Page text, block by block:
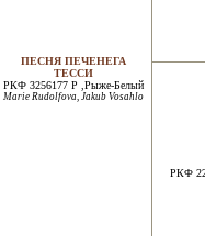
ПЕСНЯ ПЕЧЕНЕГА
ТЕССИ
РКФ 3256177 Р ,Рыже-Белый
Marie Rudolfova, Jakub Vosahlo
РКФ